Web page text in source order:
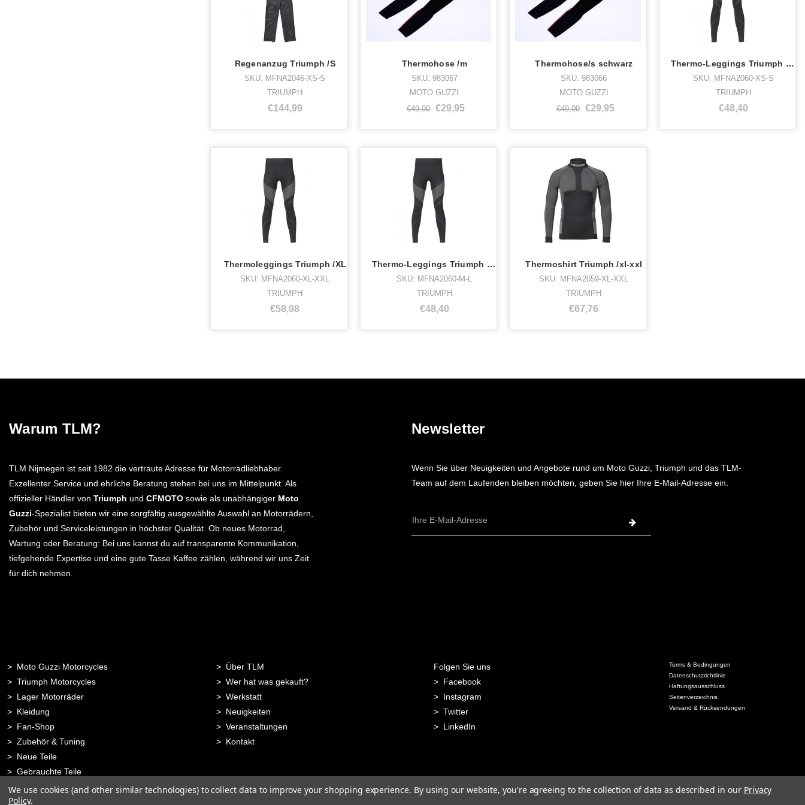
Regenanzug Triumph /S
SKU: MFNA2046-XS-S
TRIUMPH
€144,99
Thermohose /m
SKU: 983067
MOTO GUZZI
€49,00 €29,95
Thermohose/s schwarz
SKU: 983066
MOTO GUZZI
€49,00
€29,95
Thermo-Leggings Triumph /xs-s GRÖSSE
SKU: MFNA2060-XS-S
TRIUMPH
€48,40
Thermoleggings Triumph /XL
SKU: MFNA2060-XL-XXL
TRIUMPH
€58,08
Thermo-Leggings Triumph M-/L-GRÖSSE
SKU: MFNA2060-M-L
TRIUMPH
€48,40
Thermoshirt Triumph /xl-xxl
SKU: MFNA2059-XL-XXL
TRIUMPH
€67,76
Warum TLM?
TLM Nijmegen ist seit 1982 die vertraute Adresse für Motorradliebhaber.
Exzellenter Service und ehrliche Beratung stehen bei uns im Mittelpunkt. Als
offizieller Händler von Triumph und CFMOTO sowie als unabhängiger Moto
Guzzi-Spezialist bieten wir eine sorgfältig ausgewählte Auswahl an Motorrädern,
Zubehör und Serviceleistungen in höchster Qualität. Ob neues Motorrad,
Wartung oder Beratung: Bei uns kannst du auf transparente Kommunikation,
tiefgehende Expertise und eine gute Tasse Kaffee zählen, während wir uns Zeit
für dich nehmen.
Newsletter
Wenn Sie über Neuigkeiten und Angebote rund um Moto Guzzi, Triumph und das TLM-
Team auf dem Laufenden bleiben möchten, geben Sie hier Ihre E-Mail-Adresse ein.
E-
Moto Guzzi Motorcycles
Triumph Motorcycles
Lager Motorräder
Kleidung
Fan-Shop
Zubehör & Tuning
Neue Teile
Gebrauchte Teile
Über TLM
Wer hat was gekauft?
Werkstatt
Neuigkeiten
Veranstaltungen
Kontakt
Folgen Sie uns
Facebook
Instagram
Twitter
LinkedIn
Terms & Bedingungen
Datenschutzrichtlinie
Haftungsausschluss
Seitenverzeichnis
Versand & Rücksendungen
We use cookies (and other similar technologies) to collect data to improve your shopping experience. By using our website, you're agreeing to the collection of data as described in our Privacy
Policy.